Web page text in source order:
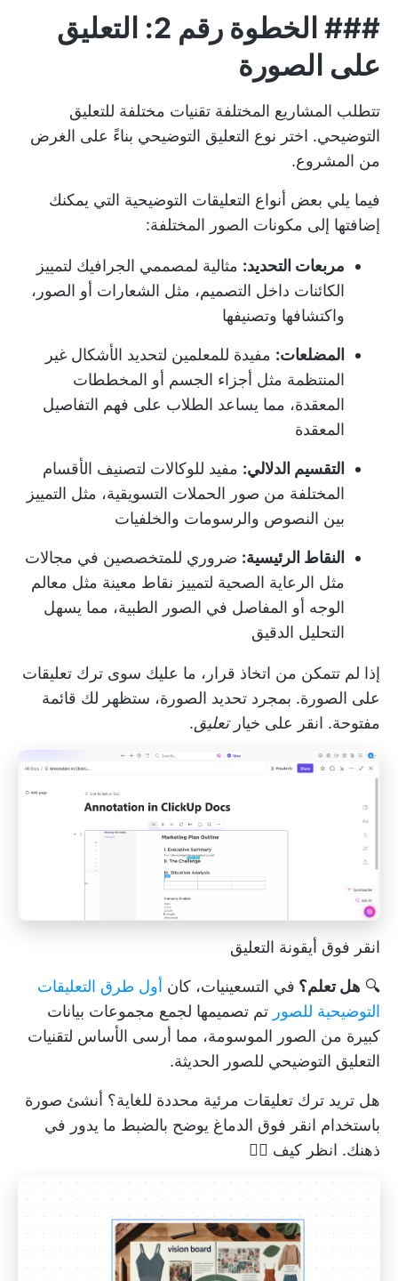
###
الخطوة رقم 2: التعليق
على الصورة
تتطلب المشاريع المختلفة تقنيات مختلفة للتعليق
التوضيحي. اختر نوع التعليق التوضيحي بناءً على الغرض
من المشروع.
فيما يلي بعض أنواع التعليقات التوضيحية التي يمكنك
إضافتها إلى مكونات الصور المختلفة:
مربعات التحديد: مثالية لمصممي الجرافيك لتمييز
الكائنات داخل التصميم، مثل الشعارات أو الصور،
واكتشافها وتصنيفها
المضلعات: مفيدة للمعلمين لتحديد الأشكال غير
المنتظمة مثل أجزاء الجسم أو المخططات
المعقدة، مما يساعد الطلاب على فهم التفاصيل
المعقدة
التقسيم الدلالي: مفيد للوكالات لتصنيف الأقسام
المختلفة من صور الحملات التسويقية، مثل التمييز
بين النصوص والرسومات والخلفيات
النقاط الرئيسية: ضروري للمتخصصين في مجالات
مثل الرعاية الصحية لتمييز نقاط معينة مثل معالم
الوجه أو المفاصل في الصور الطبية، مما يسهل
التحليل الدقيق
إذا لم تتمكن من اتخاذ قرار، ما عليك سوى ترك تعليقات
على الصورة. بمجرد تحديد الصورة، ستظهر لك قائمة
مفتوحة. انقر على خيارتعليق.
انقر فوق أيقونة التعليق
🔍 هل تعلم؟ في التسعينيات، كان أول طرق التعليقات
التوضيحية للصور تم تصميمها لجمع مجموعات بيانات
كبيرة من الصور الموسومة، مما أرسى الأساس لتقنيات
التعليق التوضيحي للصور الحديثة.
هل تريد ترك تعليقات مرئية محددة للغاية؟ أنشئ صورة
باستخدام انقر فوق الدماغ يوضح بالضبط ما يدور في
ذهنك. انظر كيف 👇🏼